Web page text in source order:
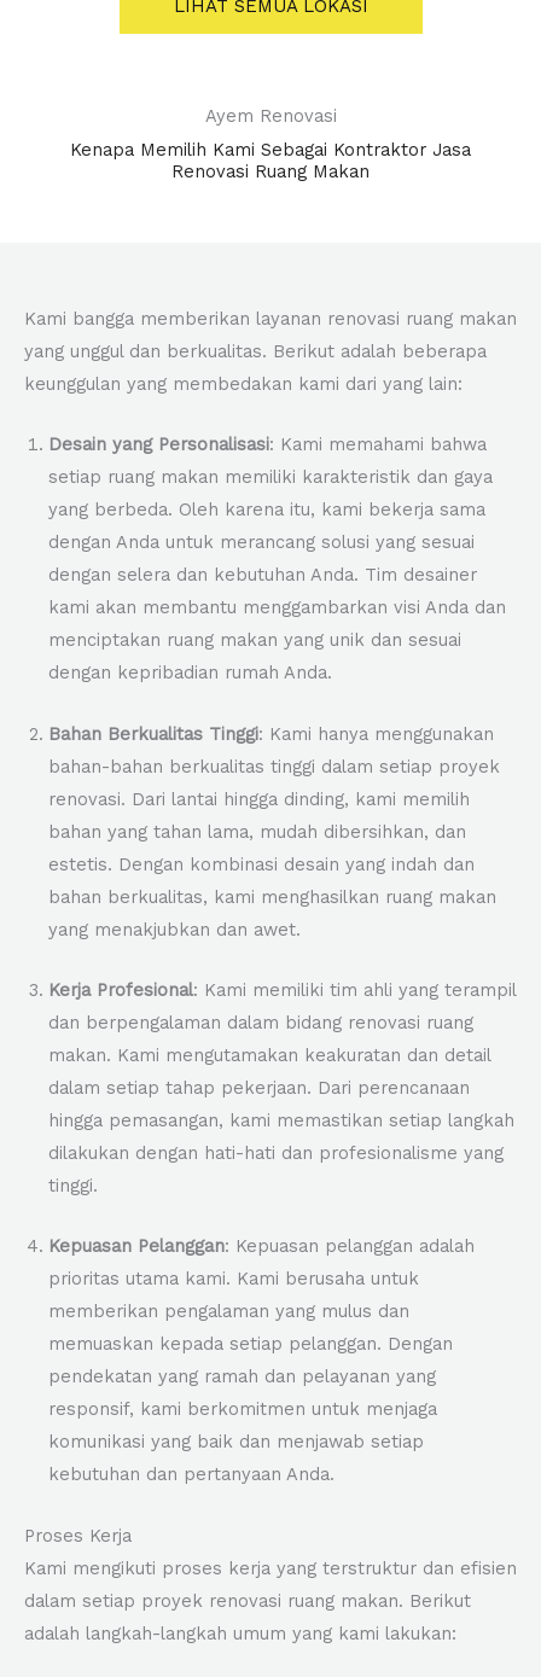
LIHAT SEMUA LOKASI
Ayem Renovasi
Kenapa Memilih Kami Sebagai Kontraktor Jasa
Renovasi Ruang Makan
Kami bangga memberikan layanan renovasi ruang makan
yang unggul dan berkualitas. Berikut adalah beberapa
keunggulan yang membedakan kami dari yang lain:
Desain yang Personalisasi: Kami memahami bahwa
setiap ruang makan memiliki karakteristik dan gaya
yang berbeda. Oleh karena itu, kami bekerja sama
dengan Anda untuk merancang solusi yang sesuai
dengan selera dan kebutuhan Anda. Tim desainer
kami akan membantu menggambarkan visi Anda dan
menciptakan ruang makan yang unik dan sesuai
dengan kepribadian rumah Anda.
Bahan Berkualitas Tinggi: Kami hanya menggunakan
bahan-bahan berkualitas tinggi dalam setiap proyek
renovasi. Dari lantai hingga dinding, kami memilih
bahan yang tahan lama, mudah dibersihkan, dan
estetis. Dengan kombinasi desain yang indah dan
bahan berkualitas, kami menghasilkan ruang makan
yang menakjubkan dan awet.
Kerja Profesional: Kami memiliki tim ahli yang terampil
dan berpengalaman dalam bidang renovasi ruang
makan. Kami mengutamakan keakuratan dan detail
dalam setiap tahap pekerjaan. Dari perencanaan
hingga pemasangan, kami memastikan setiap langkah
dilakukan dengan hati-hati dan profesionalisme yang
tinggi.
Kepuasan Pelanggan: Kepuasan pelanggan adalah
prioritas utama kami. Kami berusaha untuk
memberikan pengalaman yang mulus dan
memuaskan kepada setiap pelanggan. Dengan
pendekatan yang ramah dan pelayanan yang
responsif, kami berkomitmen untuk menjaga
komunikasi yang baik dan menjawab setiap
kebutuhan dan pertanyaan Anda.
Proses Kerja
Kami mengikuti proses kerja yang terstruktur dan efisien
dalam setiap proyek renovasi ruang makan. Berikut
adalah langkah-langkah umum yang kami lakukan: